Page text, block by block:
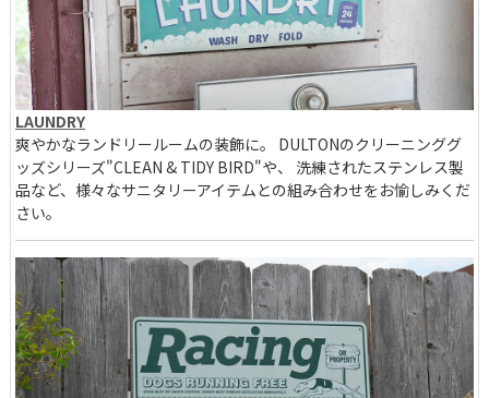
LAUNDRY
爽やかなランドリールームの装飾に。 DULTONのクリーニンググ
ッズシリーズ"CLEAN & TIDY BIRD"や、 洗練されたステンレス製
品など、様々なサニタリーアイテムとの組み合わせをお愉しみくだ
さい。